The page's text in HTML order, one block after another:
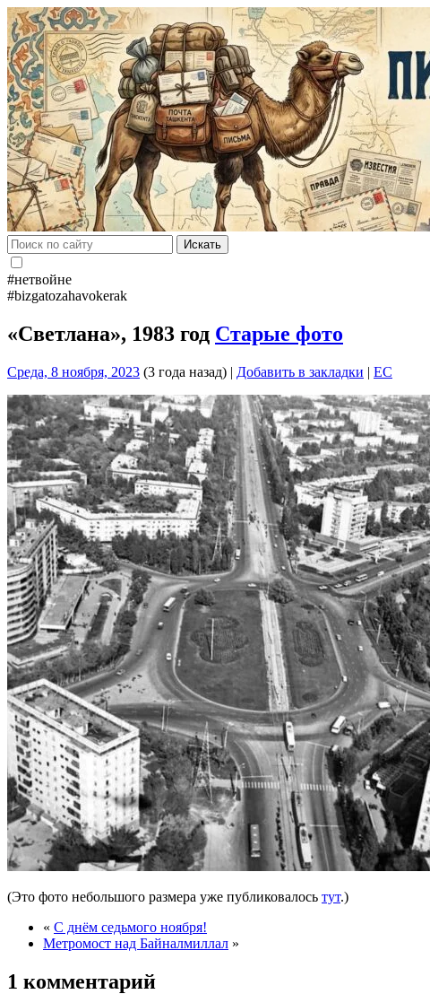
Искать
#нетвойне
#bizgatozahavokerak
«Светлана», 1983 год Старые фото
Среда, 8 ноября, 2023 (3 года назад) | Добавить в закладки | EC
(Это фото небольшого размера уже публиковалось тут.)
« С днём седьмого ноября!
Метромост над Байналмиллал »
1 комментарий